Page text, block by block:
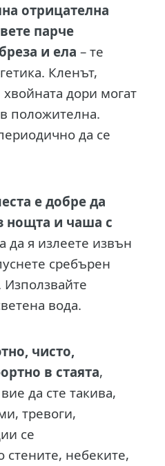
отрицателна
парче
и ела – те
Кленът,
дори могат
положителна.
да се
е добре да
нощта и чаша с
да я излеете извън
сребърен
вода.
чисто,
в стаята,
да сте такива,
тревоги,
се
стените, небеките,